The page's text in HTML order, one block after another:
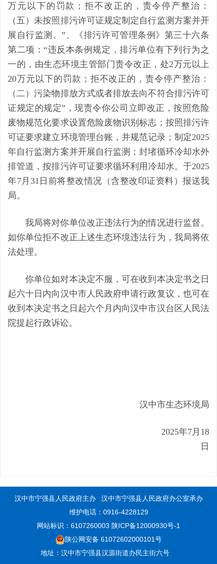
万元以下的罚款；拒不改正的，责令停产整治：
（五）未按照排污许可证规定制定自行监测方案并开
展自行监测。”、 《排污许可管理条例》 第三十六条
第二项： “违反本条例规定，排污单位有下列行为之
一的，由生态环境主管部门责令改正，处2万元以上
20万元以下的罚款；拒不改正的，责令停产整治：
（二）污染物排放方式或者排放去向不符合排污许可
证规定的规定”，现责令你公司立即改正，按照危险
废物规范化要求设置危险废物识别标志；按照排污许
可证要求建立环境管理台账，并规范记录；制定2025
年自行监测方案并开展自行监测；封堵循环冷却水外
排管道，按排污许可证要求循环利用冷却水。于2025
年7月31日前将整改情况（含整改印证资料）报送我
局。
我局将对你单位改正违法行为的情况进行监督。
如你单位拒不改正上述生态环境违法行为，我局将依
法处理。
你单位如对本决定不服，可在收到本决定书之日
起六十日内向汉中市人民政府申请行政复议，也可在
收到本决定书之日起六个月内向汉中市汉台区人民法
院提起行政诉讼。
汉中市生态环境局
2025年7 月 18
日
汉中市宁强县人民政府主办
汉中市宁强县人民政府办公室承办
维护电话：0916-4228129
网站标识：6107260003 陕ICP备12000930号-1
陕公网安备 61072602000101号
地址：汉中市宁强县汉源街道办民主街六号